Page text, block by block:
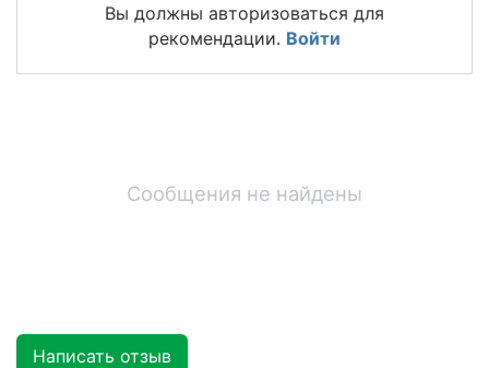
Вы должны авторизоваться для
рекомендации. Войти
Сообщения не найдены
Написать отзыв